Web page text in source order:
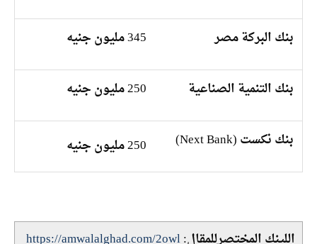
بنك البركة مصر 345 مليون جنيه
بنك التنمية الصناعية 250 مليون جنيه
بنك نكست (Next Bank) 250 مليون جنيه